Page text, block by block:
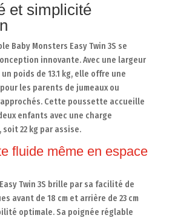
et simplicité
Baby Monsters Easy Twin 3S se
innovante. Avec une largeur
poids de 13.1 kg, elle offre une
les parents de jumeaux ou
Cette poussette accueille
enfants avec une charge
soit 22 kg par assise.
fluide même en espace
Twin 3S brille par sa facilité de
avant de 18 cm et arrière de 23 cm
optimale. Sa poignée réglable